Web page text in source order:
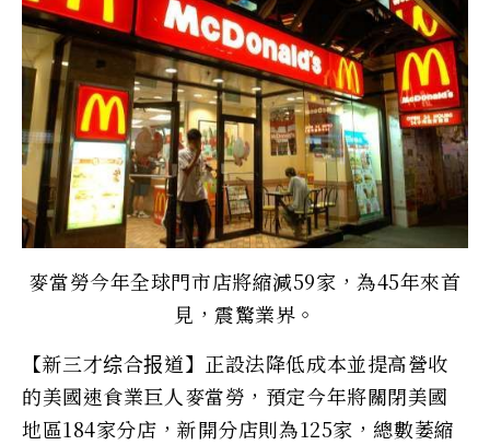
麥當勞今年全球門市店將縮減59家，為45年來首
見，震驚業界。
【新三才综合报道】正設法降低成本並提高營收
的美國速食業巨人麥當勞，預定今年將關閉美國
地區184家分店，新開分店則為125家，總數萎縮